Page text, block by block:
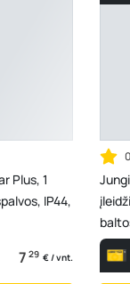
Plus, 1
IP44,
7 29 € / vnt.